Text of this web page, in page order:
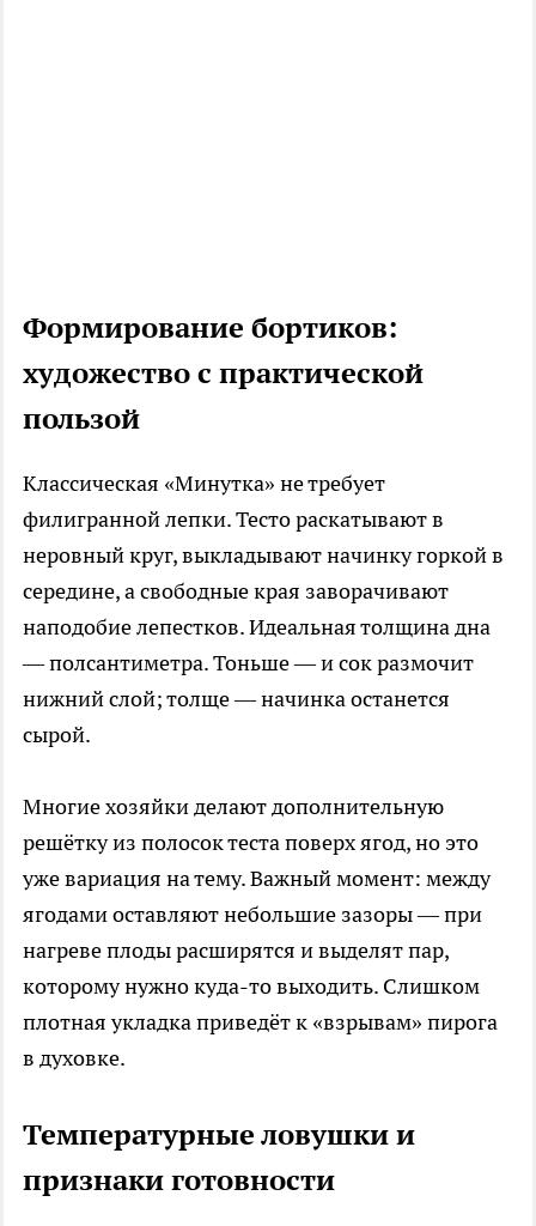
Формирование бортиков:
художество с практической
пользой
Классическая «Минутка» не требует
филигранной лепки. Тесто раскатывают в
неровный круг, выкладывают начинку горкой в
середине, а свободные края заворачивают
наподобие лепестков. Идеальная толщина дна
— полсантиметра. Тоньше — и сок размочит
нижний слой; толще — начинка останется
сырой.
Многие хозяйки делают дополнительную
решётку из полосок теста поверх ягод, но это
уже вариация на тему. Важный момент: между
ягодами оставляют небольшие зазоры — при
нагреве плоды расширятся и выделят пар,
которому нужно куда-то выходить. Слишком
плотная укладка приведёт к «взрывам» пирога
в духовке.
Температурные ловушки и
признаки готовности